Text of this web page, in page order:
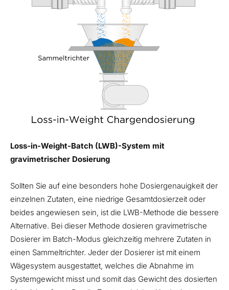
Loss-in-Weight-Batch (LWB)-System mit
gravimetrischer Dosierung
Sollten Sie auf eine besonders hohe Dosiergenauigkeit der
einzelnen Zutaten, eine niedrige Gesamtdosierzeit oder
beides angewiesen sein, ist die LWB-Methode die bessere
Alternative. Bei dieser Methode dosieren gravimetrische
Dosierer im Batch-Modus gleichzeitig mehrere Zutaten in
einen Sammeltrichter. Jeder der Dosierer ist mit einem
Wägesystem ausgestattet, welches die Abnahme im
Systemgewicht misst und somit das Gewicht des dosierten